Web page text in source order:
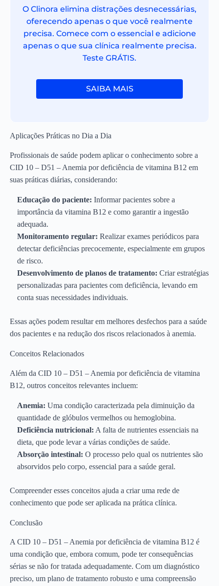
O Clinora elimina distrações desnecessárias,
oferecendo apenas o que você realmente
precisa. Comece com o essencial e adicione
apenas o que sua clínica realmente precisa.
Teste GRÁTIS.
SAIBA MAIS
Aplicações Práticas no Dia a Dia
Profissionais de saúde podem aplicar o conhecimento sobre a
CID 10 – D51 – Anemia por deficiência de vitamina B12 em
suas práticas diárias, considerando:
Educação do paciente: Informar pacientes sobre a
importância da vitamina B12 e como garantir a ingestão
adequada.
Monitoramento regular: Realizar exames periódicos para
detectar deficiências precocemente, especialmente em grupos
de risco.
Desenvolvimento de planos de tratamento: Criar estratégias
personalizadas para pacientes com deficiência, levando em
conta suas necessidades individuais.
Essas ações podem resultar em melhores desfechos para a saúde
dos pacientes e na redução dos riscos relacionados à anemia.
Conceitos Relacionados
Além da CID 10 – D51 – Anemia por deficiência de vitamina
B12, outros conceitos relevantes incluem:
Anemia: Uma condição caracterizada pela diminuição da
quantidade de glóbulos vermelhos ou hemoglobina.
Deficiência nutricional: A falta de nutrientes essenciais na
dieta, que pode levar a várias condições de saúde.
Absorção intestinal: O processo pelo qual os nutrientes são
absorvidos pelo corpo, essencial para a saúde geral.
Compreender esses conceitos ajuda a criar uma rede de
conhecimento que pode ser aplicada na prática clínica.
Conclusão
A CID 10 – D51 – Anemia por deficiência de vitamina B12 é
uma condição que, embora comum, pode ter consequências
sérias se não for tratada adequadamente. Com um diagnóstico
preciso, um plano de tratamento robusto e uma compreensão